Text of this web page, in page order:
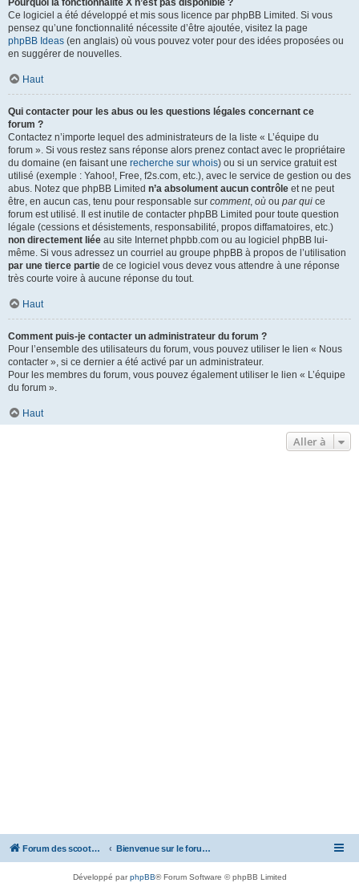
Pourquoi la fonctionnalité X n’est pas disponible ?
Ce logiciel a été développé et mis sous licence par phpBB Limited. Si vous
pensez qu’une fonctionnalité nécessite d’être ajoutée, visitez la page
phpBB Ideas (en anglais) où vous pouvez voter pour des idées proposées ou
en suggérer de nouvelles.
Haut
Qui contacter pour les abus ou les questions légales concernant ce
forum ?
Contactez n’importe lequel des administrateurs de la liste « L’équipe du
forum ». Si vous restez sans réponse alors prenez contact avec le propriétaire
du domaine (en faisant une recherche sur whois) ou si un service gratuit est
utilisé (exemple : Yahoo!, Free, f2s.com, etc.), avec le service de gestion ou des
abus. Notez que phpBB Limited n’a absolument aucun contrôle et ne peut
être, en aucun cas, tenu pour responsable sur comment, où ou par qui ce
forum est utilisé. Il est inutile de contacter phpBB Limited pour toute question
légale (cessions et désistements, responsabilité, propos diffamatoires, etc.)
non directement liée au site Internet phpbb.com ou au logiciel phpBB lui-
même. Si vous adressez un courriel au groupe phpBB à propos de l’utilisation
par une tierce partie de ce logiciel vous devez vous attendre à une réponse
très courte voire à aucune réponse du tout.
Haut
Comment puis-je contacter un administrateur du forum ?
Pour l’ensemble des utilisateurs du forum, vous pouvez utiliser le lien « Nous
contacter », si ce dernier a été activé par un administrateur.
Pour les membres du forum, vous pouvez également utiliser le lien « L’équipe
du forum ».
Haut
Aller à
Forum des scooters SYM - GTS -MAXSYM - CRUISYM - JOYMAX - Maxsym TL Bienvenue sur le forum des scooters de la gamme SYM
Développé parphpBB® Forum Software © phpBB Limited